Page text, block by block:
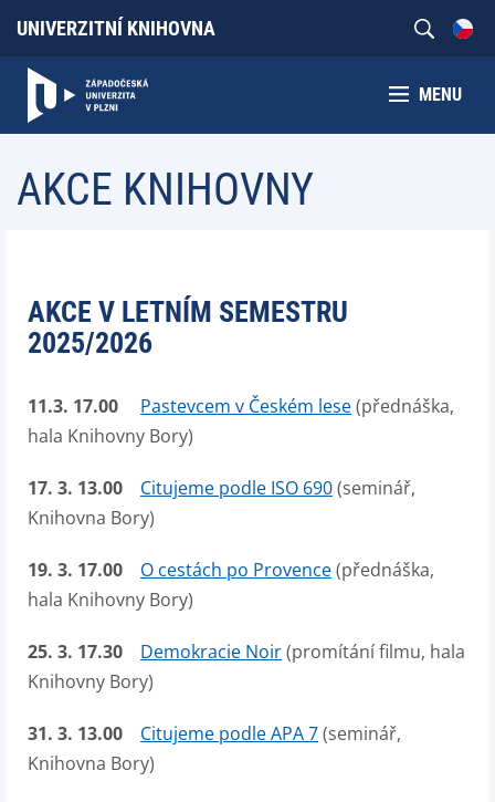
UNIVERZITNÍ KNIHOVNA
MENU
AKCE KNIHOVNY
AKCE V LETNÍM SEMESTRU
2025/2026
11.3. 17.00 Pastevcem v Českém lese(přednáška,
hala Knihovny Bory)
17. 3. 13.00 Citujeme podle ISO 690(seminář,
Knihovna Bory)
19. 3. 17.00 O cestách po Provence(přednáška,
hala Knihovny Bory)
25. 3. 17.30 Demokracie Noir(promítání filmu, hala
Knihovny Bory)
31. 3. 13.00 Citujeme podle APA 7(seminář,
Knihovna Bory)